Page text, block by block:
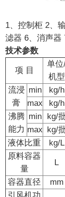
1、控制柜 2、
滤器 6、消声器
技术参数
项 目
单
机型
流浸
膏
min kg/h
max
kg/h
沸腾
能力
min kg/
max
kg/
液体比重
kg/L
原料容器
量
L
容器直径 mm